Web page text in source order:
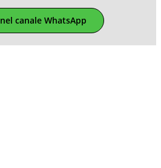
canale WhatsApp